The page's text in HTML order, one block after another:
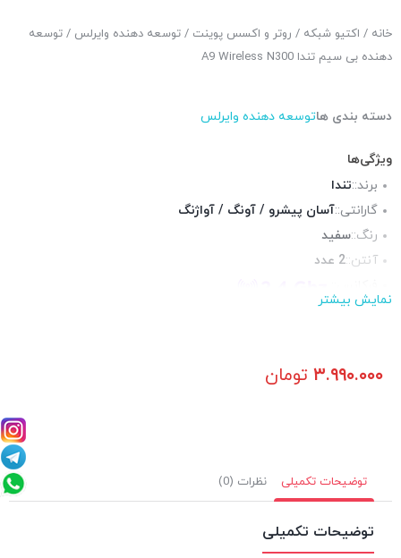
خانه / اکتیو شبکه / روتر و اکسس پوینت / توسعه دهنده وایرلس / توسعه
دهنده بی سیم تندا A9 Wireless N300
دسته بندی هاتوسعه دهنده وایرلس
ویژگی‌ها
برند::تندا
گارانتی::آسان پیشرو / آونگ / آواژنگ
رنگ::سفید
آنتن::2 عدد
ارسال سریع:
نمایش بیشتر
۳.۹۹۰.۰۰۰ تومان
توضیحات تکمیلی نظرات (0)
توضیحات تکمیلی